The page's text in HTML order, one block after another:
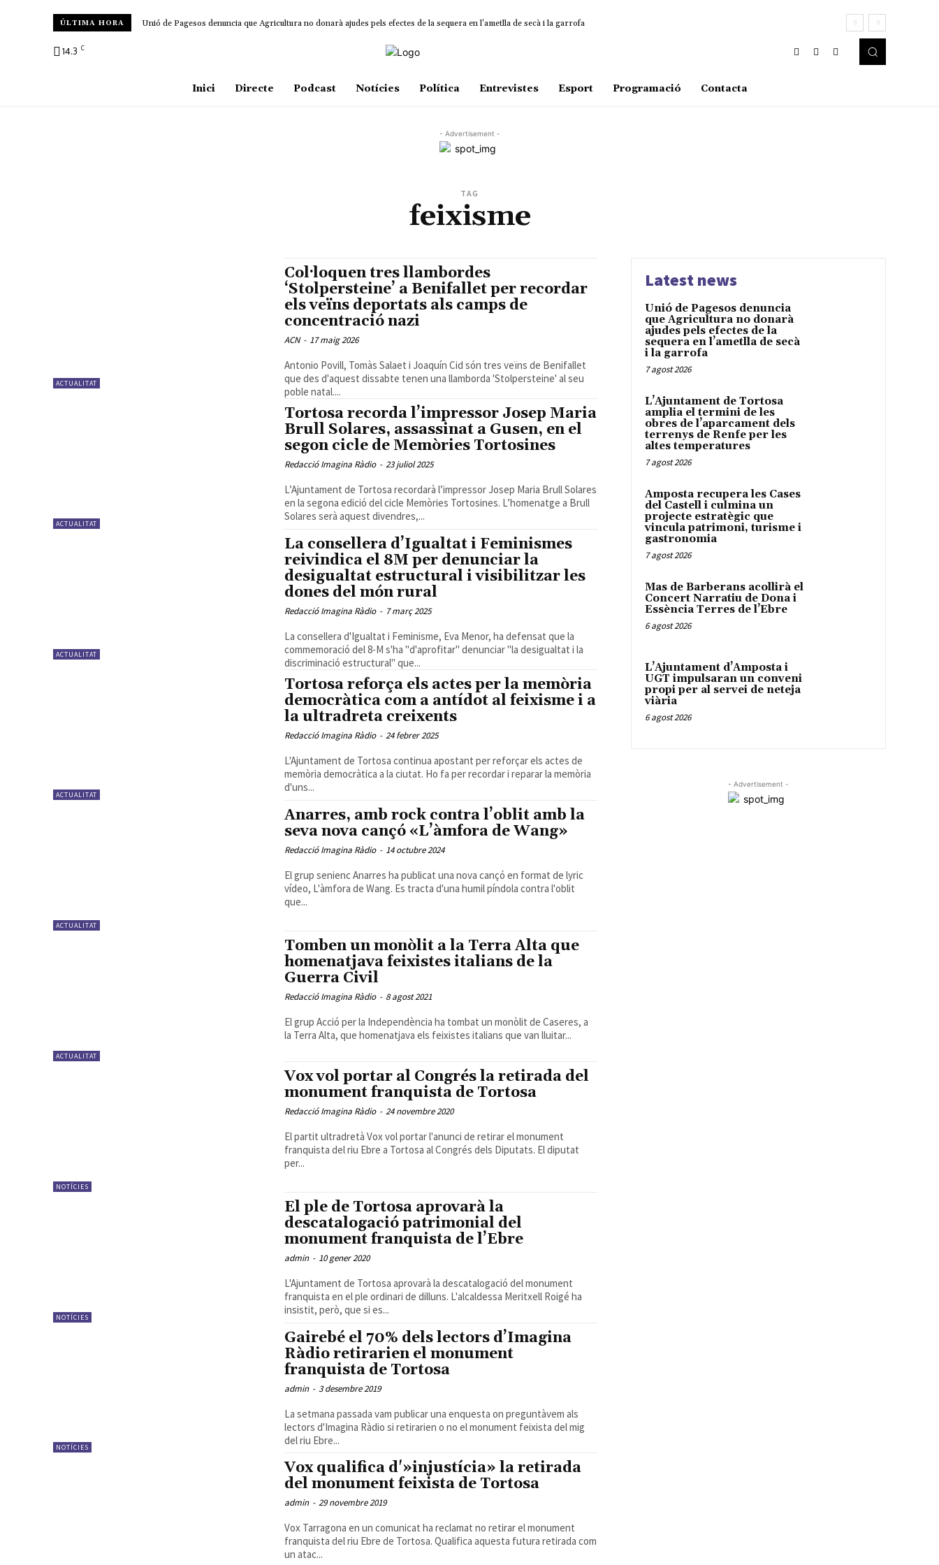
ÚLTIMA HORA Unió de Pagesos denuncia que Agricultura no donarà ajudes pels efectes de la sequera en l’ametlla de secà i la garrofa
14.3 C
Inici Directe Podcast Notícies Política Entrevistes Esport Programació Contacta
- Advertisement -
TAG
feixisme
ACTUALITAT
Col·loquen tres llambordes
‘Stolpersteine’ a Benifallet per recordar
els veïns deportats als camps de
concentració nazi
ACN - 17 maig 2026
Antonio Povill, Tomàs Salaet i Joaquín Cid són tres veïns de Benifallet
que des d'aquest dissabte tenen una llamborda 'Stolpersteine' al seu
poble natal....
ACTUALITAT
Tortosa recorda l’impressor Josep Maria
Brull Solares, assassinat a Gusen, en el
segon cicle de Memòries Tortosines
Redacció Imagina Ràdio - 23 juliol 2025
L’Ajuntament de Tortosa recordarà l’impressor Josep Maria Brull Solares
en la segona edició del cicle Memòries Tortosines. L’homenatge a Brull
Solares serà aquest divendres,...
ACTUALITAT
La consellera d’Igualtat i Feminismes
reivindica el 8M per denunciar la
desigualtat estructural i visibilitzar les
dones del món rural
Redacció Imagina Ràdio - 7 març 2025
La consellera d'Igualtat i Feminisme, Eva Menor, ha defensat que la
commemoració del 8-M s'ha "d'aprofitar" denunciar "la desigualtat i la
discriminació estructural" que...
ACTUALITAT
Tortosa reforça els actes per la memòria
democràtica com a antídot al feixisme i a
la ultradreta creixents
Redacció Imagina Ràdio - 24 febrer 2025
L'Ajuntament de Tortosa continua apostant per reforçar els actes de
memòria democràtica a la ciutat. Ho fa per recordar i reparar la memòria
d'uns...
ACTUALITAT
Anarres, amb rock contra l’oblit amb la
seva nova cançó «L’àmfora de Wang»
Redacció Imagina Ràdio - 14 octubre 2024
El grup senienc Anarres ha publicat una nova cançó en format de lyric
vídeo, L'àmfora de Wang. Es tracta d'una humil píndola contra l'oblit
que...
ACTUALITAT
Tomben un monòlit a la Terra Alta que
homenatjava feixistes italians de la
Guerra Civil
Redacció Imagina Ràdio - 8 agost 2021
El grup Acció per la Independència ha tombat un monòlit de Caseres, a
la Terra Alta, que homenatjava els feixistes italians que van lluitar...
NOTÍCIES
Vox vol portar al Congrés la retirada del
monument franquista de Tortosa
Redacció Imagina Ràdio - 24 novembre 2020
El partit ultradretà Vox vol portar l'anunci de retirar el monument
franquista del riu Ebre a Tortosa al Congrés dels Diputats. El diputat
per...
NOTÍCIES
El ple de Tortosa aprovarà la
descatalogació patrimonial del
monument franquista de l’Ebre
admin - 10 gener 2020
L'Ajuntament de Tortosa aprovarà la descatalogació del monument
franquista en el ple ordinari de dilluns. L'alcaldessa Meritxell Roigé ha
insistit, però, que si es...
NOTÍCIES
Gairebé el 70% dels lectors d’Imagina
Ràdio retirarien el monument
franquista de Tortosa
admin - 3 desembre 2019
La setmana passada vam publicar una enquesta on preguntàvem als
lectors d'Imagina Ràdio si retirarien o no el monument feixista del mig
del riu Ebre...
Vox qualifica d'»injustícia» la retirada
del monument feixista de Tortosa
admin - 29 novembre 2019
Vox Tarragona en un comunicat ha reclamat no retirar el monument
franquista del riu Ebre de Tortosa. Qualifica aquesta futura retirada com
un atac...
Latest news
Unió de Pagesos denuncia
que Agricultura no donarà
ajudes pels efectes de la
sequera en l’ametlla de secà
i la garrofa
7 agost 2026
L’Ajuntament de Tortosa
amplia el termini de les
obres de l’aparcament dels
terrenys de Renfe per les
altes temperatures
7 agost 2026
Amposta recupera les Cases
del Castell i culmina un
projecte estratègic que
vincula patrimoni, turisme i
gastronomia
7 agost 2026
Mas de Barberans acollirà el
Concert Narratiu de Dona i
Essència Terres de l’Ebre
6 agost 2026
L’Ajuntament d’Amposta i
UGT impulsaran un conveni
propi per al servei de neteja
viària
6 agost 2026
- Advertisement -